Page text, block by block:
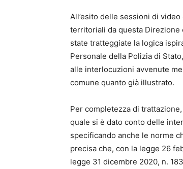
All’esito delle sessioni di
territoriali da questa Direzione
state tratteggiate la logica
Personale della Polizia di
alle interlocuzioni avvenute
comune quanto già illustrato.
Per completezza di
quale si è dato conto delle
specificando anche le norme
precisa che, con la legge 26
legge 31 dicembre 2020, n.